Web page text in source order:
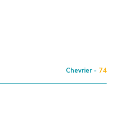
Chevrier - 74